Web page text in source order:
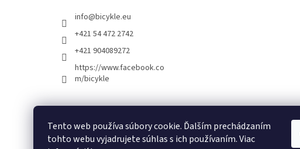
Tento web používa súbory cookie. Ďalším prechádzaním
tohto webu vyjadrujete súhlas s ich používaním. Viac
info@bicykle.eu
+421 54 472 2742
+421 904089272
https://www.facebook.co
m/bicykle